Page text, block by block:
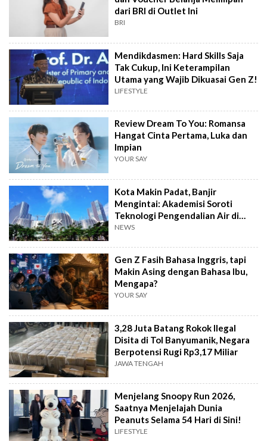
dari BRI di Outlet Ini
BRI
Mendikdasmen: Hard Skills Saja
Tak Cukup, Ini Keterampilan
Utama yang Wajib Dikuasai Gen Z!
LIFESTYLE
Review Dream To You: Romansa
Hangat Cinta Pertama, Luka dan
Impian
YOUR SAY
Kota Makin Padat, Banjir
Mengintai: Akademisi Soroti
Teknologi Pengendalian Air di
PIK2
NEWS
Gen Z Fasih Bahasa Inggris, tapi
Makin Asing dengan Bahasa Ibu,
Mengapa?
YOUR SAY
3,28 Juta Batang Rokok Ilegal
Disita di Tol Banyumanik, Negara
Berpotensi Rugi Rp3,17 Miliar
JAWA TENGAH
Menjelang Snoopy Run 2026,
Saatnya Menjelajah Dunia
Peanuts Selama 54 Hari di Sini!
LIFESTYLE